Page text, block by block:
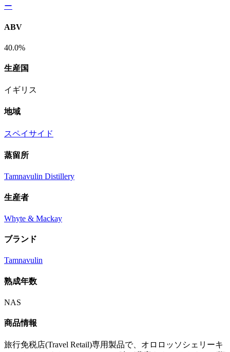
ー
ABV
40.0%
生産国
イギリス
地域
スペイサイド
蒸留所
Tamnavulin Distillery
生産者
Whyte & Mackay
ブランド
Tamnavulin
熟成年数
NAS
商品情報
旅行免税店(Travel Retail)専用製品で、オロロッソシェリーキ